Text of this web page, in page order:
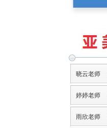
晓云老师
婷婷老师
雨欣老师